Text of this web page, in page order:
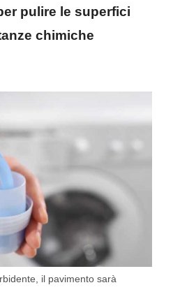
pulire le superfici
chimiche
il pavimento sarà